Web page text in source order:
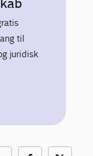
til
juridisk